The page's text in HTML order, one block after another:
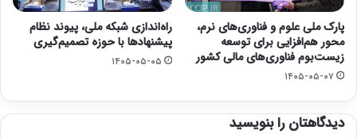
پارک ملی علوم و فناوری‌های نرم،
محور هم‌افزایی برای توسعه
زیست‌بوم فناوری‌های مالی کشور
۱۴۰۵-۰۵-۰۷
راه‌اندازی شبکه ملی، پیوند نظام
پیشنهادها با حوزه تصمیم‌گیری
۱۴۰۵-۰۵-۰۵
دیدگاهتان را بنویسید